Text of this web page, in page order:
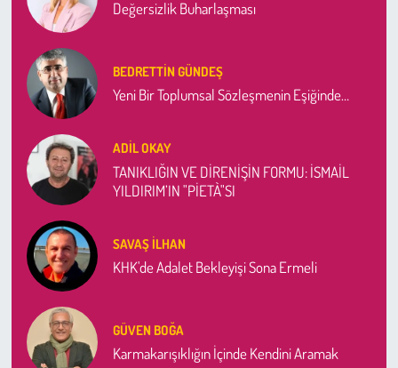
Değersizlik Buharlaşması
BEDRETTIN GÜNDEŞ
Yeni Bir Toplumsal Sözleşmenin Eşiğinde…
ADIL OKAY
TANIKLIĞIN VE DİRENİŞİN FORMU: İSMAİL
YILDIRIM’IN "PİETÀ"SI
SAVAŞ İLHAN
KHK'de Adalet Bekleyişi Sona Ermeli
GÜVEN BOĞA
Karmakarışıklığın İçinde Kendini Aramak